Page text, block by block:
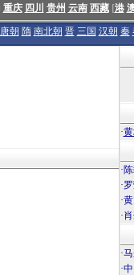
重庆 四川 贵州 云南 西藏[港
唐朝 隋 南北朝 晋 三国 汉朝 秦
·
·
·
·
·
·
·